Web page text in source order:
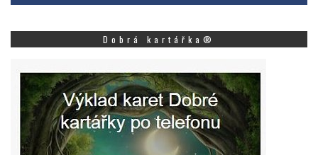
Dobrá kartářka®